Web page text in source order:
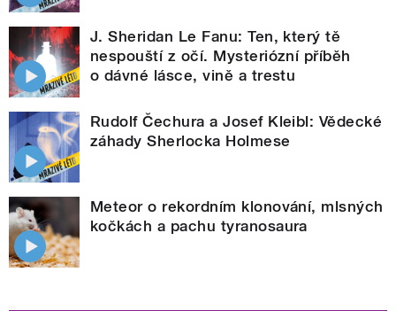
J. Sheridan Le Fanu: Ten, který tě
nespouští z očí. Mysteriózní příběh
o dávné lásce, vině a trestu
Rudolf Čechura a Josef Kleibl: Vědecké
záhady Sherlocka Holmese
Meteor o rekordním klonování, mlsných
kočkách a pachu tyranosaura